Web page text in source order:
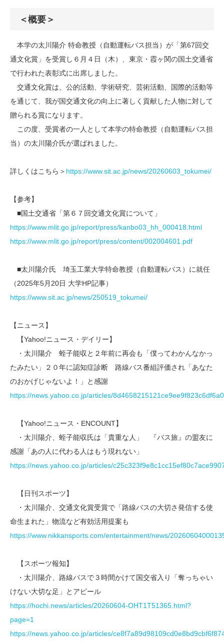
＜概要＞
本学の太川陽介 特命教授（自動運転バス担当）が「第67回交
通文化賞」を受賞し６月４日（木）、東京・霞ヶ関の国土交通省
で行われた表彰式に出席しました。
交通文化賞は、公的活動、学術研究、芸術活動、国際的活動等
を通じて、我が国交通文化の向上に著しく貢献した人物に対して
贈られる賞になります。
この度、受賞者の一人として本学の特命教授（自動運転バス担
当）の太川陽介氏が選ばれました。
詳しくはこちら＞ https://www.sit.ac.jp/news/20260603_tokumei/
【参考】
■国土交通省「第６７回交通文化賞について」
https://www.mlit.go.jp/report/press/kanbo03_hh_000418.html
https://www.mlit.go.jp/report/press/content/002004601.pdf
■太川陽介氏 埼玉工業大学特命教授（自動運転バス）に就任
（2025年5月20日 大学HP記事）
https://www.sit.ac.jp/news/250519_tokumei/
【ニュース】
【Yahoo!ニュース・デイリー】
・太川陽介 蛭子能収と２年前に再会も「僕ってわかんなかっ
たみたい」２０年に認知症診断 路線バス番組評価され「あなた
のおかげじゃないよ！」と感謝
https://news.yahoo.co.jp/articles/
【Yahoo!ニュース・ENCOUNT】
・太川陽介、蛭子能収氏は「貴重な人」 『バス旅』の盟友に
感謝「あの人に代わる人はもう現れない」
https://news.yahoo.co.jp/articles/
【日刊スポーツ】
・太川陽介、交通文化賞受賞で「路線バスの大切さ発信する使
命生まれた」物流など有効活用提案も
https://www.nikkansports.com/entertainment/news/
【スポーツ報知】
・太川陽介、路線バスで３時間かけて国交省入り「奪っちゃい
けない大切な足」とアピール
https://hochi.news/articles/20260604-OHT1T51365.html?
page=1
https://news.yahoo.co.jp/articles/